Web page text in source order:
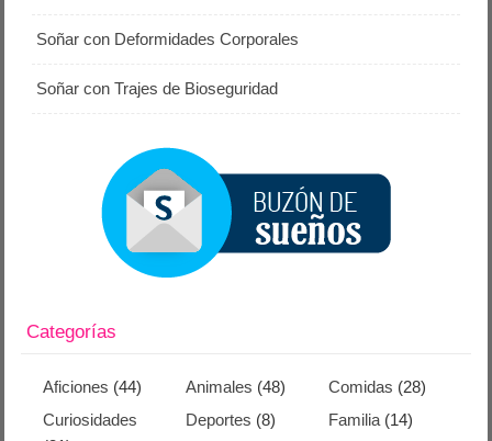
Soñar con Deformidades Corporales
Soñar con Trajes de Bioseguridad
Categorías
Aficiones (44) Animales (48) Comidas (28)
Curiosidades
Deportes (8) Familia(14)